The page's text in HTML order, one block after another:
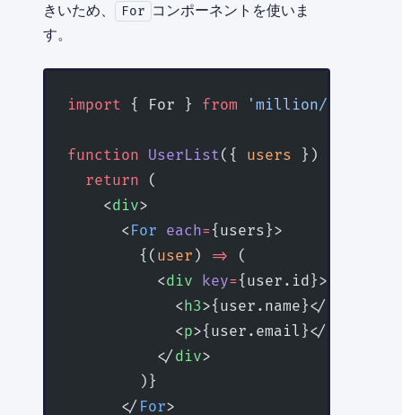
きいため、
For コンポーネントを使いま
す。
import { For } from 'million/react'
function UserList({ users }) {
  return
(
    <
div>
      <
For each= {users}>
        {(
user ) => (
          <
div key= {user.id}>
            <
h3>{user.name}</
            <
p>{user.email}</
          </
div>
        )}
      </
For>